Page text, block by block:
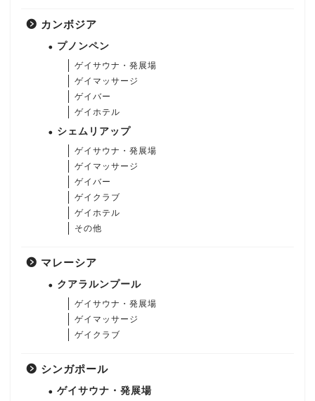
カンボジア
プノンペン
ゲイサウナ・発展場
ゲイマッサージ
ゲイバー
ゲイホテル
シェムリアップ
ゲイサウナ・発展場
ゲイマッサージ
ゲイバー
ゲイクラブ
ゲイホテル
その他
マレーシア
クアラルンプール
ゲイサウナ・発展場
ゲイマッサージ
ゲイクラブ
シンガポール
ゲイサウナ・発展場